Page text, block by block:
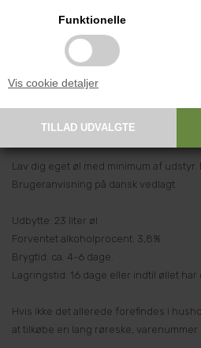
Funktionelle
Vis cookie detaljer
Premium Midland Mild Ale. En mørk
populær til at slukke tørsten med.
fra England. Ud over denne pakke skal
ingredienser end 1 kg sukker og vand
Lav dig eget øl med minimum af udstyr.
Brugeranvisning på dansk vedlagt.
Udbytte: 23 liter øl
Forventet alkoholprocent: 3,8%
Brygtid: ca. 4-6 dage.
Lagringstid: 16 dage eller indtil øllet har
Hvis ikke det allerede forefindes i
at tilkøbe en lang røreske, varenummer